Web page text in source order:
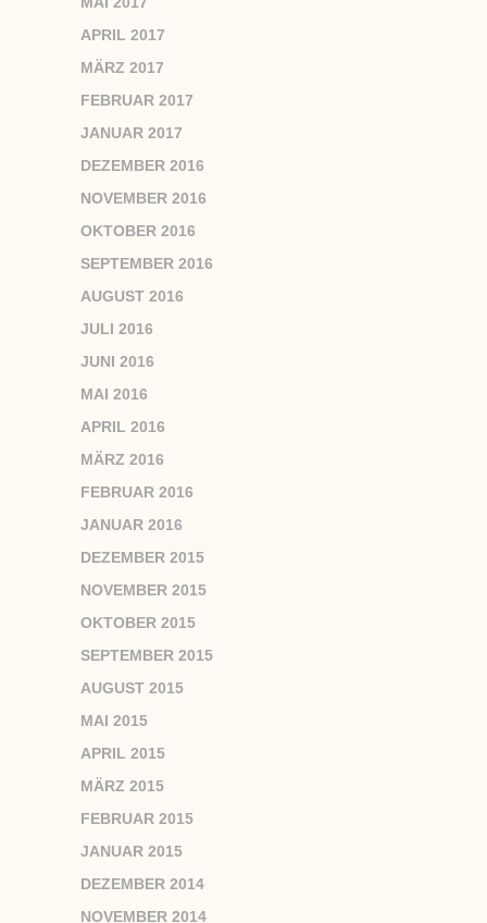
APRIL 2017
MÄRZ 2017
FEBRUAR 2017
JANUAR 2017
DEZEMBER 2016
NOVEMBER 2016
OKTOBER 2016
SEPTEMBER 2016
AUGUST 2016
JULI 2016
JUNI 2016
MAI 2016
APRIL 2016
MÄRZ 2016
FEBRUAR 2016
JANUAR 2016
DEZEMBER 2015
NOVEMBER 2015
OKTOBER 2015
SEPTEMBER 2015
AUGUST 2015
MAI 2015
APRIL 2015
MÄRZ 2015
FEBRUAR 2015
JANUAR 2015
DEZEMBER 2014
NOVEMBER 2014